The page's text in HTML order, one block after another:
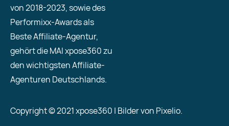
von 2018-2023, sowie des
Performixx-Awards als
Beste Affiliate-Agentur,
gehört die MAI xpose360 zu
den wichtigsten Affiliate-
Agenturen Deutschlands.
Copyright © 2021 xpose360 | Bilder von Pixelio.